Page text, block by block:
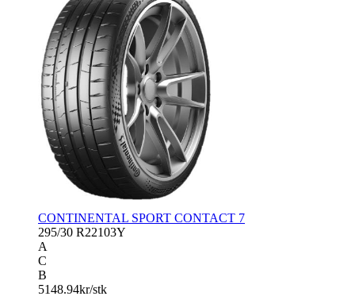
CONTINENTAL SPORT CONTACT 7
295/30 R22103Y
A
C
B
5148.94kr/stk